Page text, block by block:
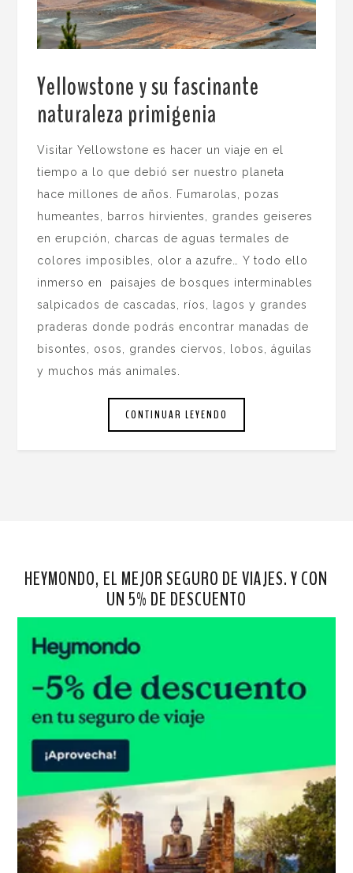
Yellowstone y su fascinante
naturaleza primigenia
Visitar Yellowstone es hacer un viaje en el
tiempo a lo que debió ser nuestro planeta
hace millones de años. Fumarolas, pozas
humeantes, barros hirvientes, grandes geiseres
en erupción, charcas de aguas termales de
colores imposibles, olor a azufre… Y todo ello
inmerso en paisajes de bosques interminables
salpicados de cascadas, ríos, lagos y grandes
praderas donde podrás encontrar manadas de
bisontes, osos, grandes ciervos, lobos, águilas
y muchos más animales.
CONTINUAR LEYENDO
HEYMONDO, EL MEJOR SEGURO DE VIAJES. Y CON
UN 5% DE DESCUENTO